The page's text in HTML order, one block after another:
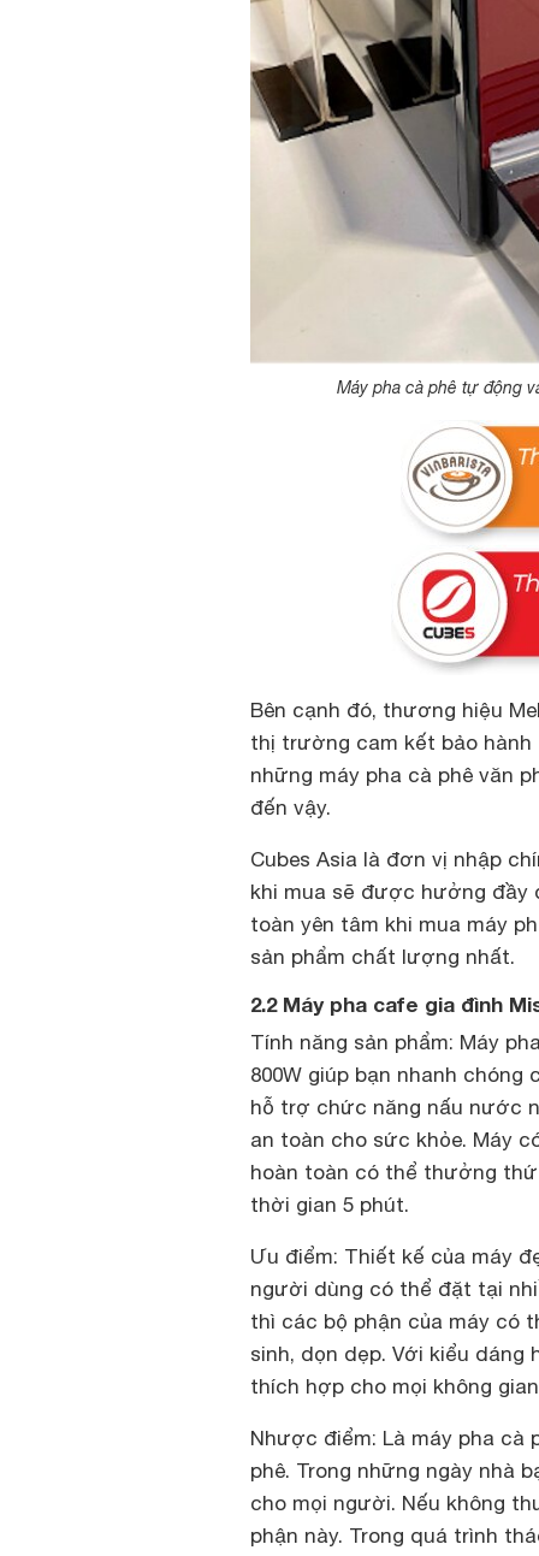
Máy pha cà phê tự động
Bên cạnh đó, thương hiệu
thị trường cam kết bảo hành
những máy pha cà phê văn
đến vậy.
Cubes Asia là đơn vị nhập
khi mua sẽ được hưởng đầy
toàn yên tâm khi mua máy
sản phẩm chất lượng nhất.
2.2 Máy pha cafe gia đình
Tính năng sản phẩm: Máy
800W giúp bạn nhanh
hỗ trợ chức năng nấu nước
an toàn cho sức khỏe. Máy
hoàn toàn có thể thưởng
thời gian 5 phút.
Ưu điểm: Thiết kế của máy
người dùng có thể đặt tại
thì các bộ phận của máy có
sinh, dọn dẹp. Với kiểu
thích hợp cho mọi không
Nhược điểm: Là máy pha cà
phê. Trong những ngày nhà
cho mọi người. Nếu không
phận này. Trong quá trình